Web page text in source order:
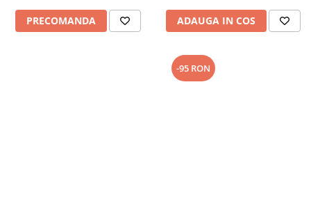
PRECOMANDA ADAUGA IN COS
-95 RON